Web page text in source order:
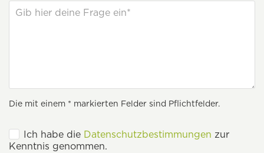
Die mit einem * markierten Felder sind Pflichtfelder.
Ich habe die Datenschutzbestimmungen zur
Kenntnis genommen.